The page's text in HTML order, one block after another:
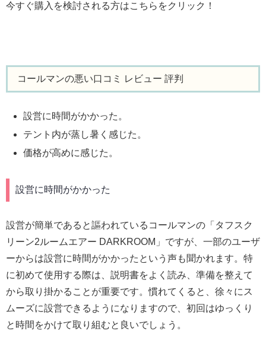
今すぐ購入を検討される方はこちらをクリック！
コールマンの悪い口コミ レビュー 評判
設営に時間がかかった。
テント内が蒸し暑く感じた。
価格が高めに感じた。
設営に時間がかかった
設営が簡単であると謳われているコールマンの「タフスク
リーン2ルームエアー DARKROOM」ですが、一部のユーザ
ーからは設営に時間がかかったという声も聞かれます。特
に初めて使用する際は、説明書をよく読み、準備を整えて
から取り掛かることが重要です。慣れてくると、徐々にス
ムーズに設営できるようになりますので、初回はゆっくり
と時間をかけて取り組むと良いでしょう。